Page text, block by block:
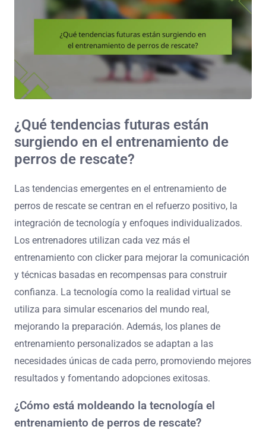
¿Qué tendencias futuras están
surgiendo en el entrenamiento de
perros de rescate?
Las tendencias emergentes en el entrenamiento de
perros de rescate se centran en el refuerzo positivo, la
integración de tecnología y enfoques individualizados.
Los entrenadores utilizan cada vez más el
entrenamiento con clicker para mejorar la comunicación
y técnicas basadas en recompensas para construir
confianza. La tecnología como la realidad virtual se
utiliza para simular escenarios del mundo real,
mejorando la preparación. Además, los planes de
entrenamiento personalizados se adaptan a las
necesidades únicas de cada perro, promoviendo mejores
resultados y fomentando adopciones exitosas.
¿Cómo está moldeando la tecnología el
entrenamiento de perros de rescate?